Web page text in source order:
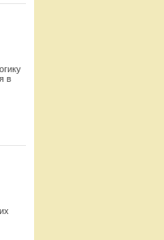
в